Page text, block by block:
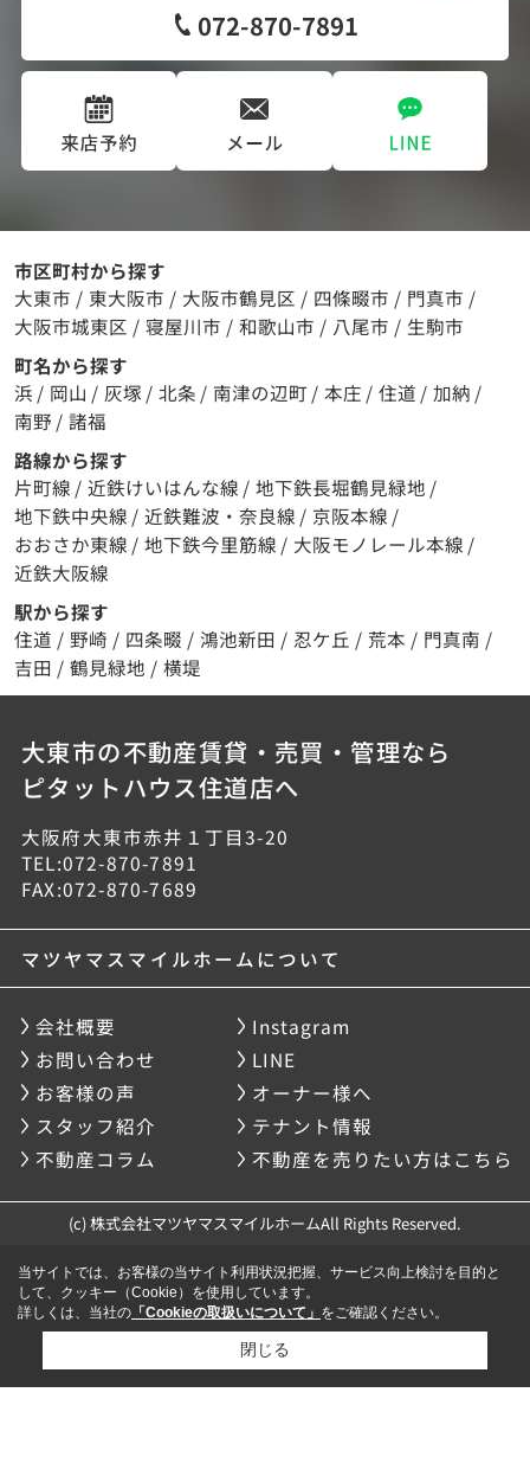
072-870-7891
市区町村から探す
大東市 / 東大阪市 / 大阪市鶴見区 / 四條畷市 / 門真市 /
大阪市城東区 / 寝屋川市 / 和歌山市 / 八尾市 / 生駒市
町名から探す
浜 / 岡山 / 灰塚 / 北条 / 南津の辺町 / 本庄 / 住道 / 加納 /
南野 / 諸福
路線から探す
片町線 / 近鉄けいはんな線 / 地下鉄長堀鶴見緑地 /
地下鉄中央線 / 近鉄難波・奈良線 / 京阪本線 /
おおさか東線 / 地下鉄今里筋線 / 大阪モノレール本線 /
近鉄大阪線
駅から探す
住道 / 野崎 / 四条畷 / 鴻池新田 / 忍ケ丘 / 荒本 / 門真南 /
吉田 / 鶴見緑地 / 横堤
大東市の不動産賃貸・売買・管理なら
ピタットハウス住道店へ
大阪府大東市赤井１丁目3-20
TEL:072-870-7891
FAX:072-870-7689
マツヤマスマイルホームについて
会社概要
Instagram
お問い合わせ
LINE
お客様の声
オーナー様へ
スタッフ紹介
テナント情報
不動産コラム
不動産を売りたい方はこちら
(c) 株式会社マツヤマスマイルホームAll Rights Reserved.
当サイトでは、お客様の当サイト利用状況把握、サービス向上検討を目的と
して、クッキー（Cookie）を使用しています。
詳しくは、当社の 「Cookieの取扱いについて」 をご確認ください。
閉じる